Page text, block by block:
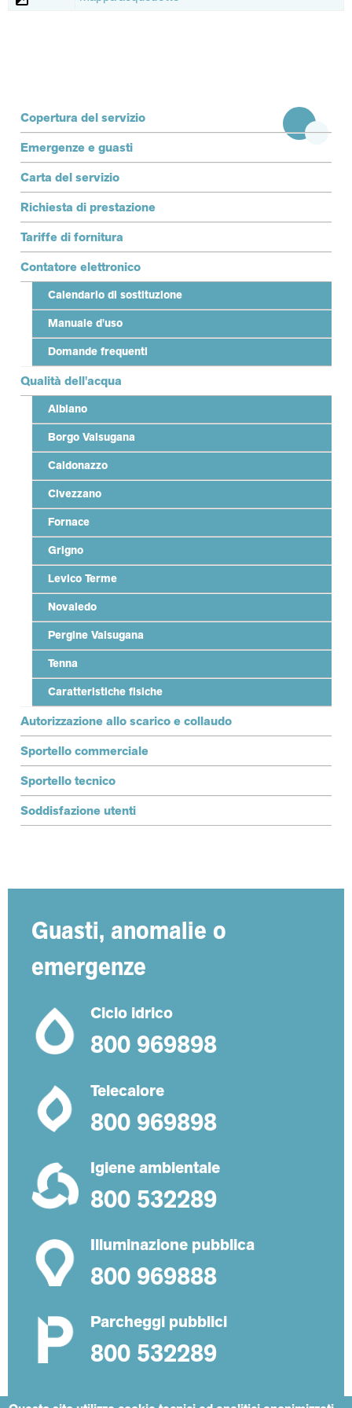
Terzo livello
Copertura del servizio
Emergenze e guasti
Carta del servizio
Richiesta di prestazione
Tariffe di fornitura
Contatore elettronico
Calendario di sostituzione
Manuale d'uso
Domande frequenti
Qualità dell'acqua
Albiano
Borgo Valsugana
Caldonazzo
Civezzano
Fornace
Grigno
Levico Terme
Novaledo
Pergine Valsugana
Tenna
Caratteristiche fisiche
Autorizzazione allo scarico e collaudo
Sportello commerciale
Sportello tecnico
Soddisfazione utenti
Guasti, anomalie o
emergenze
Ciclo idrico
800 969898
Telecalore
800 969898
Igiene ambientale
800 532289
Illuminazione pubblica
800 969888
Parcheggi pubblici
800 532289